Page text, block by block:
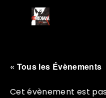
« Tous les Évènements
Cet évènement est